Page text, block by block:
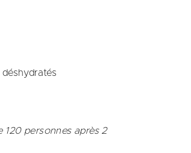
personnes après 2